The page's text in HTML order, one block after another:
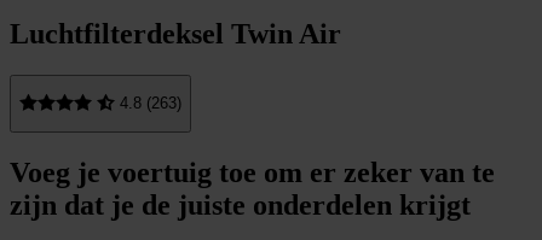
Luchtfilterdeksel Twin Air
4.8 (263)
Voeg je voertuig toe om er zeker van te
zijn dat je de juiste onderdelen krijgt